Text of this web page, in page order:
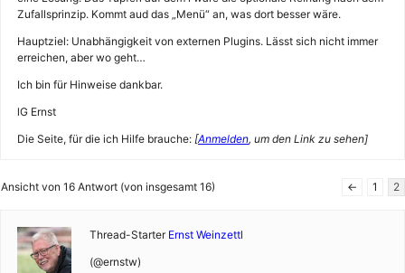
Zufallsprinzip. Kommt aud das „Menü“ an, was dort besser wäre.
Hauptziel: Unabhängigkeit von externen Plugins. Lässt sich nicht immer
erreichen, aber wo geht…
Ich bin für Hinweise dankbar.
lG Ernst
Die Seite, für die ich Hilfe brauche: [Anmelden, um den Link zu sehen]
Ansicht von 16 Antwort (von insgesamt 16) ← 1 2
Thread-Starter Ernst Weinzettl
(@ernstw)